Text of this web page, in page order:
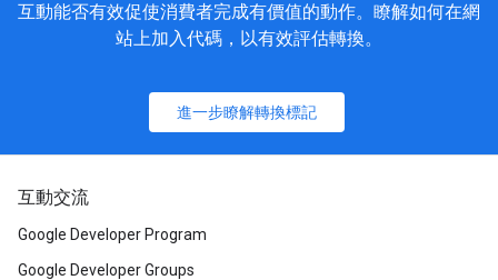
互動能否有效促使消費者完成有價值的動作。瞭解如何在網
站上加入代碼，以有效評估轉換。
進一步瞭解轉換標記
互動交流
Google Developer Program
Google Developer Groups